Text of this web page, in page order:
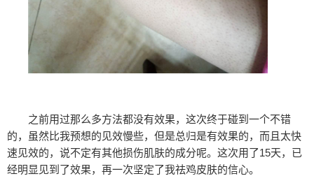
之前用过那么多方法都没有效果，这次终于碰到一个不错
的，虽然比我预想的见效慢些，但是总归是有效果的，而且太快
速见效的，说不定有其他损伤肌肤的成分呢。这次用了15天，已
经明显见到了效果，再一次坚定了我祛鸡皮肤的信心。